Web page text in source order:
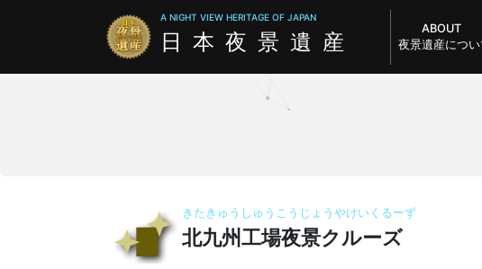
A NIGHT VIEW HERITAGE OF JAPAN
日本夜景遺産
ABOUT
夜景遺産につい
きたきゅうしゅうこうじょうやけいくるーず
北九州工場夜景クルーズ